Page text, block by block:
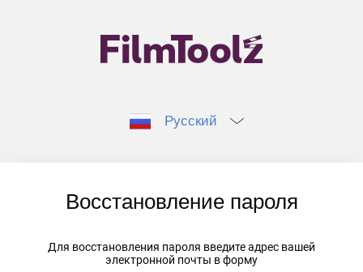
Русский
Восстановление пароля
Для восстановления пароля введите адрес вашей
электронной почты в форму